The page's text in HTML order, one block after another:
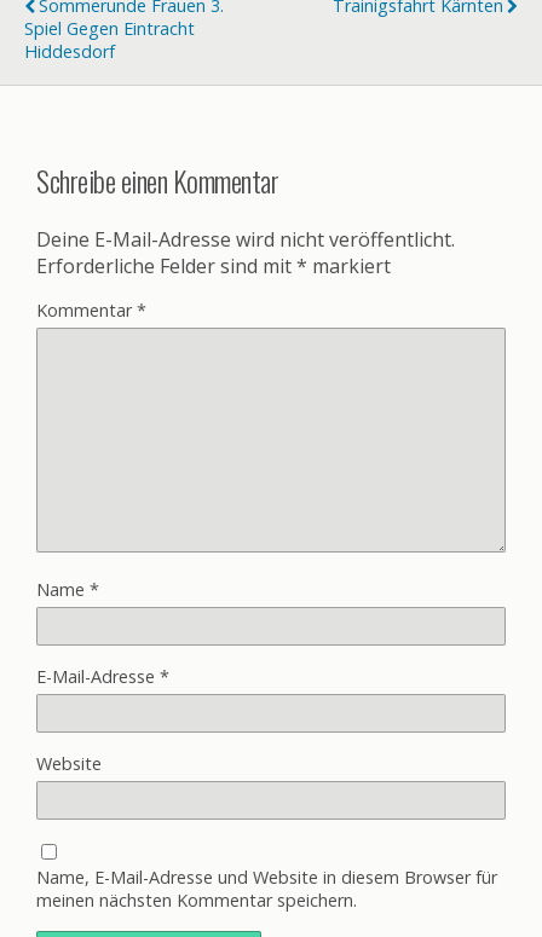
Sommerunde Frauen 3.
Spiel Gegen Eintracht
Hiddesdorf
Trainigsfahrt Kärnten
Schreibe einen Kommentar
Deine E-Mail-Adresse wird nicht veröffentlicht.
Erforderliche Felder sind mit* markiert
Kommentar*
Name *
E-Mail-Adresse *
Website
Name, E-Mail-Adresse und Website in diesem Browser für
meinen nächsten Kommentar speichern.